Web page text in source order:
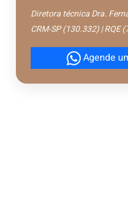
Diretora técnica Dra.
CRM-SP (130.332) | RQE
Agende